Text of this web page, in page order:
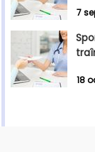
7
18